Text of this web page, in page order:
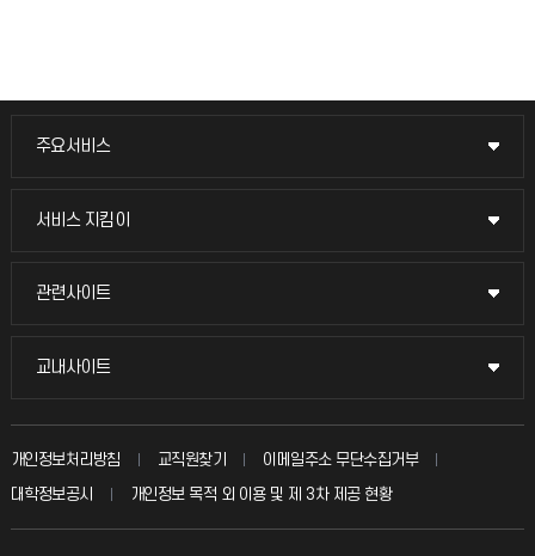
주요서비스
주요서비스
교무회의방송
입학안내
서비스 지킴이
서비스 지킴이
묻고 답하기
칭찬마당
학생서비스 지킴이
관련사이트
관련사이트
국방헬프콜
교내사이트
교내사이트
교수회
교육혁신본부
개인정보처리방침 교직원찾기
이메일주소 무단수집거부
대학정보공시
개인정보 목적 외 이용 및 제 3차 제공 현황